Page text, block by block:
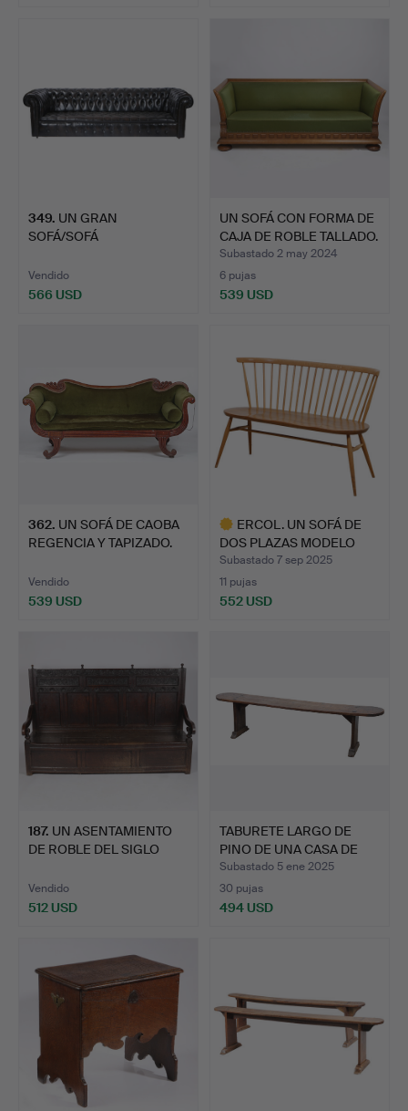
349. UN GRAN
SOFÁ/SOFÁ
CUERO MA…
Vendido
566 USD
UN SOFÁ CON FORMA DE
CAJA DE ROBLE TALLADO.
Subastado 2 may 2024
6 pujas
539 USD
362. UN SOFÁ DE CAOBA
REGENCIA Y TAPIZADO.
Vendido
539 USD
ERCOL. UN SOFÁ DE
DOS PLAZAS MODELO
349.
Subastado 7 sep 2025
11 pujas
552 USD
187. UN ASENTAMIENTO
DE ROBLE DEL SIGLO
Vendido
512 USD
TABURETE LARGO DE
PINO DE UNA CASA DE
CAMP…
Subastado 5 ene 2025
30 pujas
494 USD